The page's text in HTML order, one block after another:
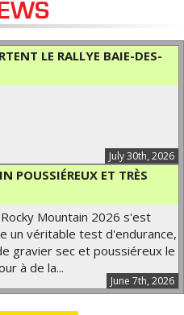
LE RALLYE BAIE-DES-
July 30th, 2026
POUSSIÉREUX ET TRÈS
June 7th, 2026
Mountain 2026 s'est
un véritable test d'endurance,
gravier sec et poussiéreux le
à de la...